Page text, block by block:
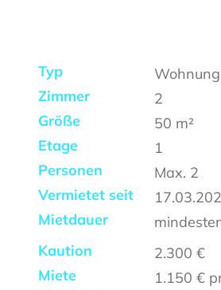
Typ
Wohnung
Zimmer
2
Größe
50 m²
Etage
1
Personen
Max. 2
Vermietet seit
Mietdauer
Kaution
2.300 €
Miete
1.150 €